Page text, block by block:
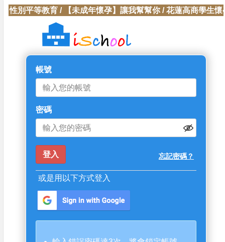
性別平等教育 / 【未成年懷孕】讓我幫幫你/花蓮高商學生